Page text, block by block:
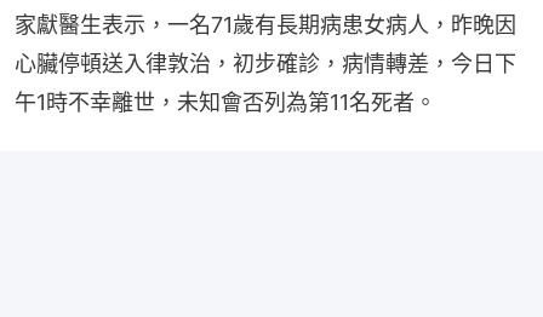
家獻醫生表示，一名71歲有長期病患女病人，昨晚因
心臟停頓送入律敦治，初步確診，病情轉差，今日下
午1時不幸離世，未知會否列為第11名死者。